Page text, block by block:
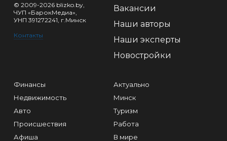
© 2009-2026 blizko.by,
ЧУП «БарокМедиа»,
УНП 391272241, г.Минск
Контакты
Вакансии
Наши авторы
Наши эксперты
Новостройки
Финансы
Недвижимость
Авто
Происшествия
Афиша
Актуально
Минск
Туризм
Работа
В мире